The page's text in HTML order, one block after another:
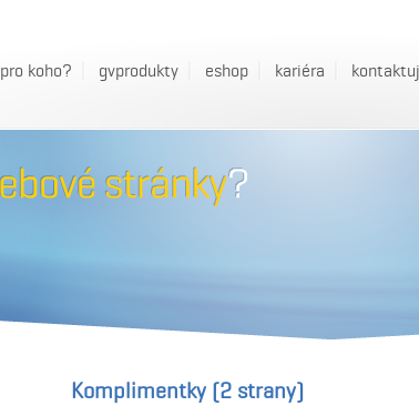
pro koho? gvprodukty eshop kariéra
Komplimentky (2 strany)